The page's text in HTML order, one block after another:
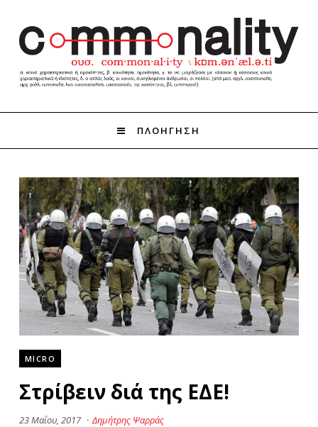
ΠΛΟΗΓΗΣΗ
MICRO
Στρίβειν διά της ΕΔΕ!
23 Μαΐου, 2017 · Δημήτρης Ψαρράς